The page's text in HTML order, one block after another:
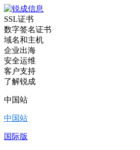
SSL证书
数字签名证书
域名和主机
企业出海
安全运维
客户支持
了解锐成
中国站
中国站
国际版